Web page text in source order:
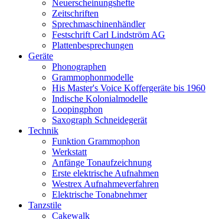
Neuerscheinungshefte
Zeitschriften
Sprechmaschinenhändler
Festschrift Carl Lindström AG
Plattenbesprechungen
Geräte
Phonographen
Grammophonmodelle
His Master's Voice Koffergeräte bis 1960
Indische Kolonialmodelle
Loopingphon
Saxograph Schneidegerät
Technik
Funktion Grammophon
Werkstatt
Anfänge Tonaufzeichnung
Erste elektrische Aufnahmen
Westrex Aufnahmeverfahren
Elektrische Tonabnehmer
Tanzstile
Cakewalk